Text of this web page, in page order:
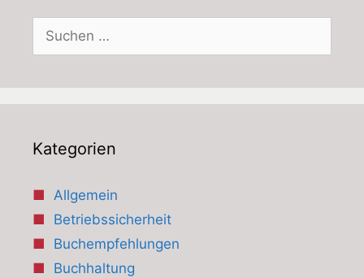
Suchen
nach:
Kategorien
Allgemein
Betriebssicherheit
Buchempfehlungen
Buchhaltung